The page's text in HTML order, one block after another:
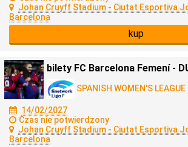
Johan Cruyff Stadium - Ciutat Esportiva
Barcelona
kup
bilety FC Barcelona Femení -
SPANISH WOMEN'S LEAGUE
14/02/2027
Czas nie potwierdzony
Johan Cruyff Stadium - Ciutat Esportiva
Barcelona